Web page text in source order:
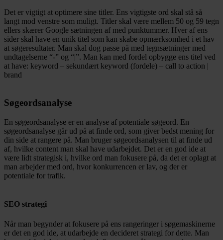
Det er vigtigt at optimere sine titler. Ens vigtigste ord skal stå så
langt mod venstre som muligt. Titler skal være mellem 50 og 59 tegn
ellers skærer Google sætningen af med punktummer. Hver af ens
sider skal have en unik titel som kan skabe opmærksomhed i et hav
at søgeresultater. Man skal dog passe på med tegnsætninger med
undtagelserne “-” og “|”. Man kan med fordel opbygge ens titel ved
at have: keyword – sekundært keyword (fordele) – call to action |
brand
Søgeordsanalyse
En søgeordsanalyse er en analyse af potentiale søgeord. En
søgeordsanalyse går ud på at finde ord, som giver bedst mening for
din side at rangere på. Man bruger søgeordsanalysen til at finde ud
af, hvilke content man skal have udarbejdet. Det er en god ide at
være lidt strategisk i, hvilke ord man fokusere på, da det er oplagt at
man arbejder med ord, hvor konkurrencen er lav, og der er
potentiale for trafik.
SEO strategi
Når man begynder at fokusere på ens rangeringer i søgemaskinerne
er det en god ide, at udarbejde en decideret strategi for dette. Man